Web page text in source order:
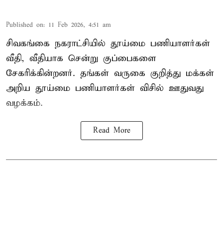
Published on: 11 Feb 2026, 4:51 am
சிவகங்கை நகராட்சியில் தூய்மை பணியாளர்கள்
வீதி, வீதியாக சென்று குப்பைகளை
சேகரிக்கின்றனர். தங்கள் வருகை குறித்து மக்கள்
அறிய தூய்மை பணியாளர்கள் விசில் ஊதுவது
வழக்கம்.
Read More